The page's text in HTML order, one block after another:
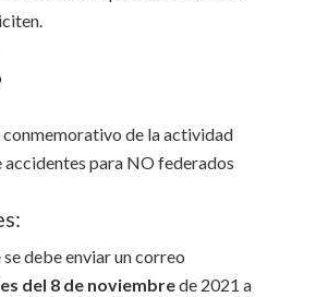
conmemorativo de la actividad
accidentes para NO federados
debe enviar un correo
del 8 de noviembrede 2021 a